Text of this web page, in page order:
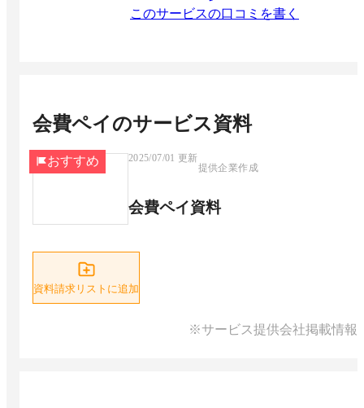
このサービスの口コミを書く
会費ペイのサービス資料
おすすめ 2025/07/01 更新
提供企業作成
会費ペイ資料
資料請求リストに追加
※サービス提供会社掲載情報